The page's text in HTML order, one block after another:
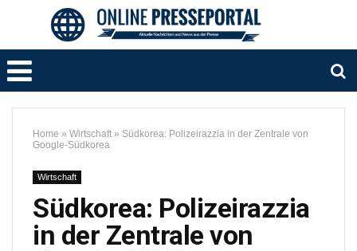
Home » Wirtschaft » Südkorea: Polizeirazzia in der Zentrale von
Google-Südkorea
Wirtschaft
Südkorea: Polizeirazzia
in der Zentrale von